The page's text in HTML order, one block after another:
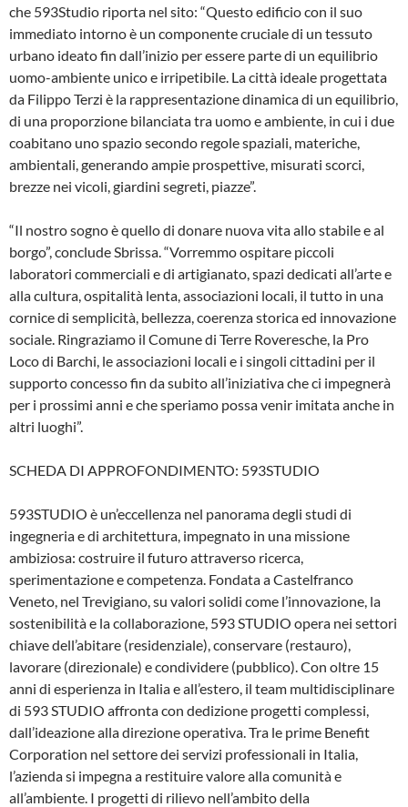
che 593Studio riporta nel sito: “Questo edificio con il suo
immediato intorno è un componente cruciale di un tessuto
urbano ideato fin dall’inizio per essere parte di un equilibrio
uomo-ambiente unico e irripetibile. La città ideale progettata
da Filippo Terzi è la rappresentazione dinamica di un equilibrio,
di una proporzione bilanciata tra uomo e ambiente, in cui i due
coabitano uno spazio secondo regole spaziali, materiche,
ambientali, generando ampie prospettive, misurati scorci,
brezze nei vicoli, giardini segreti, piazze”.
“Il nostro sogno è quello di donare nuova vita allo stabile e al
borgo”, conclude Sbrissa. “Vorremmo ospitare piccoli
laboratori commerciali e di artigianato, spazi dedicati all’arte e
alla cultura, ospitalità lenta, associazioni locali, il tutto in una
cornice di semplicità, bellezza, coerenza storica ed innovazione
sociale. Ringraziamo il Comune di Terre Roveresche, la Pro
Loco di Barchi, le associazioni locali e i singoli cittadini per il
supporto concesso fin da subito all’iniziativa che ci impegnerà
per i prossimi anni e che speriamo possa venir imitata anche in
altri luoghi”.
SCHEDA DI APPROFONDIMENTO: 593STUDIO
593STUDIO è un’eccellenza nel panorama degli studi di
ingegneria e di architettura, impegnato in una missione
ambiziosa: costruire il futuro attraverso ricerca,
sperimentazione e competenza. Fondata a Castelfranco
Veneto, nel Trevigiano, su valori solidi come l’innovazione, la
sostenibilità e la collaborazione, 593 STUDIO opera nei settori
chiave dell’abitare (residenziale), conservare (restauro),
lavorare (direzionale) e condividere (pubblico). Con oltre 15
anni di esperienza in Italia e all’estero, il team multidisciplinare
di 593 STUDIO affronta con dedizione progetti complessi,
dall’ideazione alla direzione operativa. Tra le prime Benefit
Corporation nel settore dei servizi professionali in Italia,
l’azienda si impegna a restituire valore alla comunità e
all’ambiente. I progetti di rilievo nell’ambito della